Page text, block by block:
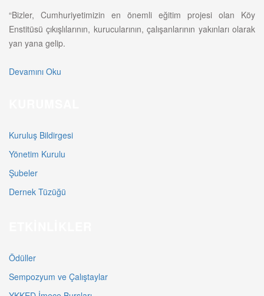
“Bizler, Cumhuriyetimizin en önemli eğitim projesi olan Köy
Enstitüsü çıkışlılarının, kurucularının, çalışanlarının yakınları olarak
yan yana gelip.
Devamını Oku
Kuruluş Bildirgesi
Yönetim Kurulu
Şubeler
Dernek Tüzüğü
Ödüller
Sempozyum ve Çalıştaylar